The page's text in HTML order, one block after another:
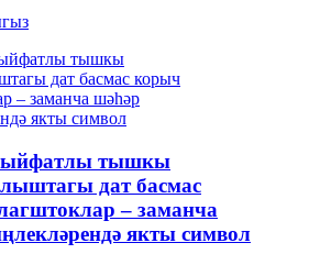
тышкы
дат басмас
– заманча
якты символ